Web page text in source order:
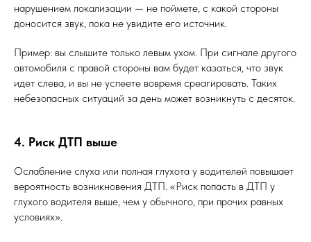
нарушением локализации — не поймете, с какой стороны
доносится звук, пока не увидите его источник.
Пример: вы слышите только левым ухом. При сигнале другого
автомобиля с правой стороны вам будет казаться, что звук
идет слева, и вы не успеете вовремя среагировать. Таких
небезопасных ситуаций за день может возникнуть с десяток.
4. Риск ДТП выше
Ослабление слуха или полная глухота у водителей повышает
вероятность возникновения ДТП. «Риск попасть в ДТП у
глухого водителя выше, чем у обычного, при прочих равных
условиях».